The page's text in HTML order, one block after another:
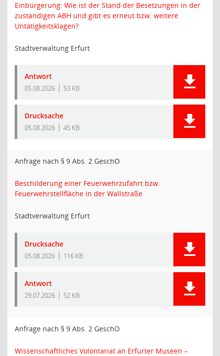
Einbürgerung: Wie ist der Stand der Besetzungen in der
zuständigen ABH und gibt es erneut bzw. weitere
Untätigkeitsklagen?
Stadtverwaltung Erfurt
Antwort
05.08.2026 53 KB
Drucksache
05.08.2026 45 KB
Anfrage nach § 9 Abs. 2 GeschO
Beschilderung einer Feuerwehrzufahrt bzw.
Feuerwehrstellfläche in der Wallstraße
Stadtverwaltung Erfurt
Drucksache
05.08.2026 116 KB
Antwort
29.07.2026 52 KB
Anfrage nach § 9 Abs. 2 GeschO
Wissenschaftliches Volontariat an Erfurter Museen –